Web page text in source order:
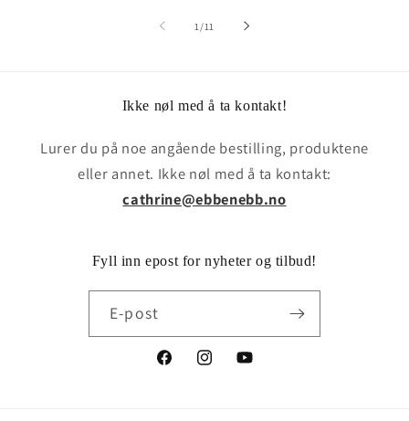
1 /av
11
Ikke nøl med å ta kontakt!
Lurer du på noe angående bestilling, produktene
eller annet. Ikke nøl med å ta kontakt:
cathrine@ebbenebb.no
Fyll inn epost for nyheter og tilbud!
E-post
FacebookInstagramYouTube